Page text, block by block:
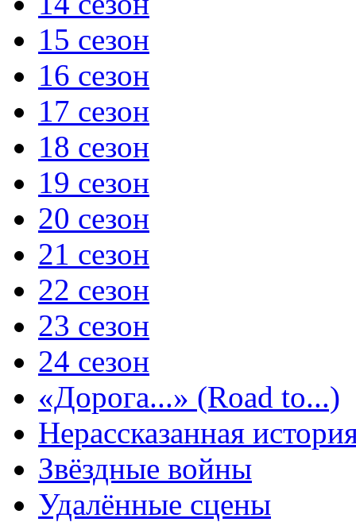
15 сезон
16 сезон
17 сезон
18 сезон
19 сезон
20 сезон
21 сезон
22 сезон
23 сезон
24 сезон
«Дорога...» (Road to...)
Нерассказанная
Звёздные войны
Удалённые сцены